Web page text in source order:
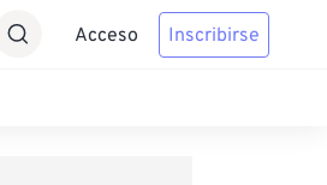
Acceso Inscribirse